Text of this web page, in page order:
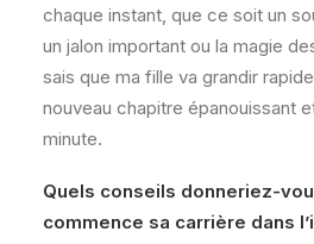
chaque instant, que ce soit un
un jalon important ou la magie
sais que ma fille va grandir
nouveau chapitre épanouissant
minute.
Quels conseils donneriez-
commence sa carrière dans